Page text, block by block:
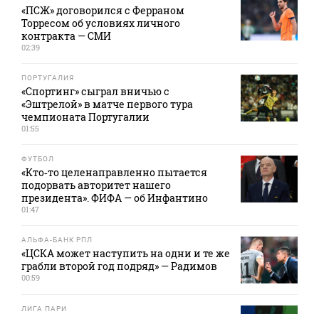
«ПСЖ» договорился с Ферраном
Торресом об условиях личного
контракта — СМИ
02:39
ПОРТУГАЛИЯ
«Спортинг» сыграл вничью с
«Эштрелой» в матче первого тура
чемпионата Португалии
01:55
ФУТБОЛ
«Кто‑то целенаправленно пытается
подорвать авторитет нашего
президента». ФИФА — об Инфантино
01:47
АЛЬФА-БАНК РПЛ
«ЦСКА может наступить на одни и те же
грабли второй год подряд» — Радимов
00:59
ЛИГА ПАРИ